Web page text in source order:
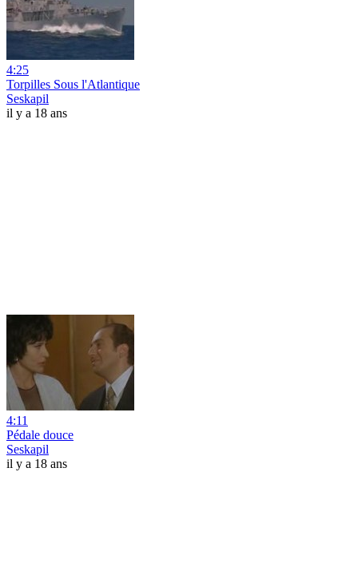
4:25
Torpilles Sous l'Atlantique
Seskapil
il y a 18 ans
4:11
Pédale douce
Seskapil
il y a 18 ans